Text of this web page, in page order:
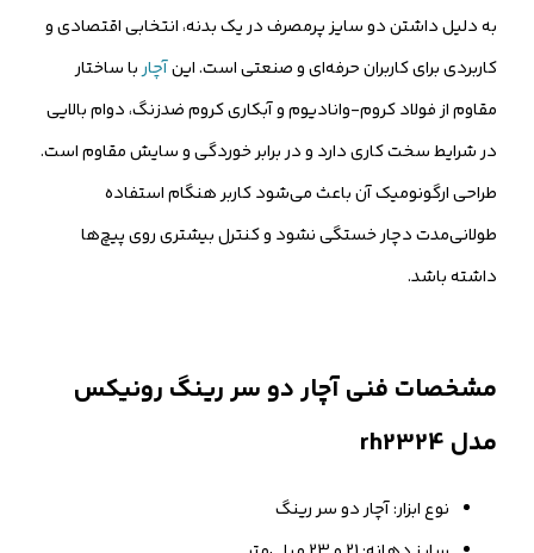
به دلیل داشتن دو سایز پرمصرف در یک بدنه، انتخابی اقتصادی و
کاربردی برای کاربران حرفه‌ای و صنعتی است. اینآچاربا ساختار
مقاوم از فولاد کروم-وانادیوم و آبکاری کروم ضدزنگ، دوام بالایی
در شرایط سخت کاری دارد و در برابر خوردگی و سایش مقاوم است.
طراحی ارگونومیک آن باعث می‌شود کاربر هنگام استفاده
طولانی‌مدت دچار خستگی نشود و کنترل بیشتری روی پیچ‌ها
داشته باشد.
مشخصات فنی آچار دو سر رینگ رونیکس
مدل rh2324
نوع ابزار: آچار دو سر رینگ